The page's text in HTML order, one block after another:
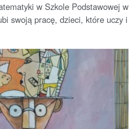
w Szkole Podstawowej w
swoją pracę, dzieci, które uczy i